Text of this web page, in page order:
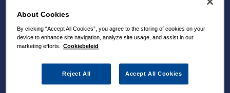
About Cookies
By clicking “Accept All Cookies”, you agree to the storing of cookies on your
device to enhance site navigation, analyze site usage, and assist in our
marketing efforts.
Cookiebeleid
Reject All Accept All Cookies